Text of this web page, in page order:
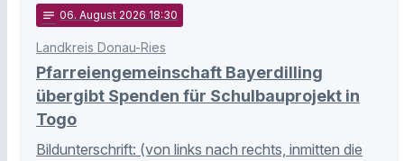
notes 06. August 2026 18:30
Landkreis Donau-Ries
Pfarreiengemeinschaft Bayerdilling
übergibt Spenden für Schulbauprojekt in
Togo
Bildunterschrift: (von links nach rechts, inmitten die